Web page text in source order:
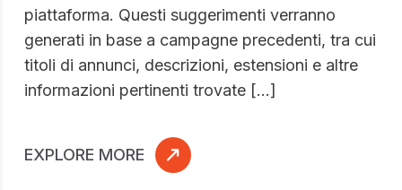
piattaforma. Questi suggerimenti verranno
generati in base a campagne precedenti, tra cui
titoli di annunci, descrizioni, estensioni e altre
informazioni pertinenti trovate […]
EXPLORE MORE